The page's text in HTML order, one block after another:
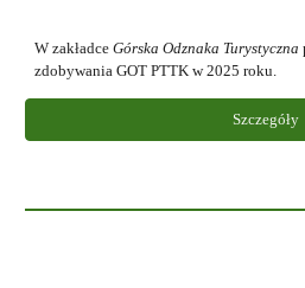
W zakładceGórska Odznaka Turystyczna
zdobywania GOT PTTK w 2025 roku.
Szczegóły